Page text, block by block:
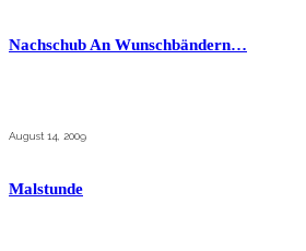
Nachschub An Wunschbändern…
August 14, 2009
Malstunde